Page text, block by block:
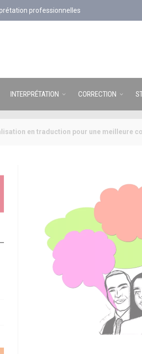
professionnelles
INTERPRÉTATION CORRECTION
en traduction pour une meilleure